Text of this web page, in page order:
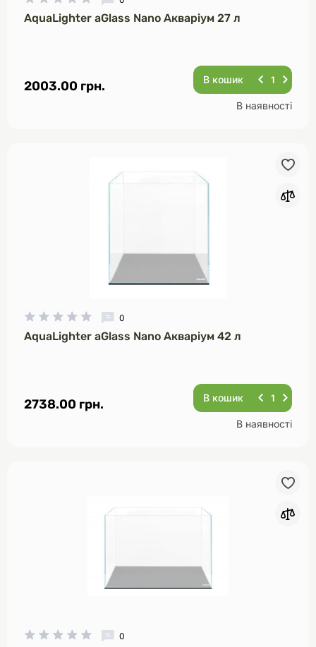
AquaLighter aGlass Nano Акваріум 27 л
2003.00 грн. В кошик
В наявності
0
AquaLighter aGlass Nano Акваріум 42 л
2738.00 грн. В кошик
В наявності
0